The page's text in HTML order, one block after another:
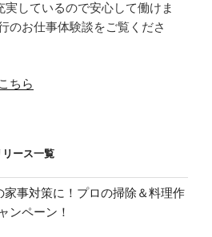
実しているので安心して働けま
のお仕事体験談をご覧くださ
ちら
ース一覧
家事対策に！プロの掃除＆料理作
ンペーン！